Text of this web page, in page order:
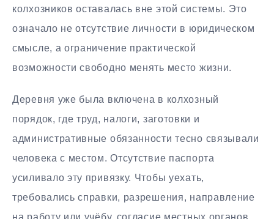
колхозников оставалась вне этой системы. Это
означало не отсутствие личности в юридическом
смысле, а ограничение практической
возможности свободно менять место жизни.
Деревня уже была включена в колхозный
порядок, где труд, налоги, заготовки и
административные обязанности тесно связывали
человека с местом. Отсутствие паспорта
усиливало эту привязку. Чтобы уехать,
требовались справки, разрешения, направление